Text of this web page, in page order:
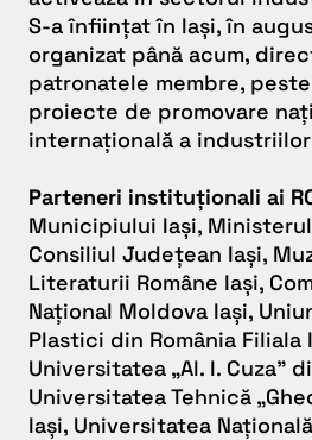
S-a înființat în Iași, în
organizat până acum,
patronatele membre,
proiecte de promovare
internațională a
Parteneri instituționali ai
Municipiului Iași,
Consiliul Județean Iași,
Literaturii Române Iași,
Național Moldova Iași,
Plastici din România Filiala
Universitatea „Al. I. Cuza”
Universitatea Tehnică
Iași, Universitatea